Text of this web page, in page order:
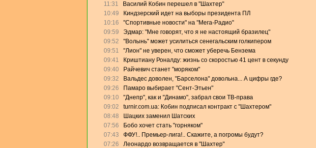
11:31
Василий Кобин перешел в "Шахтер"
10:49
Киндзерский идет на выборы президента ПЛ
10:16
"Спортивные новости" на "Мега-Радио"
09:59
Эдмар: "Мне говорят, что я не настоящий бразилец"
09:52
"Волынь" может усилиться сенегальским голкипером
09:51
"Лион" не уверен, что сможет уберечь Бензема
09:41
Криштиану Роналду: жизнь со скоростью 41 цент в секунду
09:40
Райчевич станет "моряком"
09:32
Вальдес доволен, "Барселона" довольна... А цифры где?
09:26
Памаро выбирает "Сент-Этьен"
09:10
"Днепр", как и "Динамо", забрал свои ТВ-права
09:02
turnir.com.ua: Кобин подписал контракт с "Шахтером"
08:48
Шацких заменил Шатских
07:56
Бобо хочет стать "горняком"
07:43
ФФУ!.. Премьер-лига!.. Скажите, а погромы будут?
07:26
Леонардо возвращается в "Шахтер"